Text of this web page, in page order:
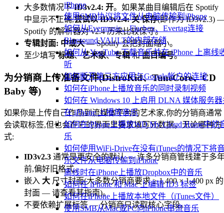
iPhone
使用SMB协议将文件从电脑传输到iPhone
如何从Evermusic、Flacbox、Evertag连接
Bluesound VAULT的内部存储
如何从 YouTube 下载音乐并在 iPhone 上离线
听
如何断开第三方应用与Google帐户的连接
如何在iPhone上播放音乐的同时录制视频
如何在 Windows 10 上启用 DLNA 媒体服务
在 iPhone 上播放音乐
如何在iPhone上播放WD My Cloud Home中的
乐
如何使用WiFi-Drive在没有iTunes的情况下将
乐文件从电脑传输到iPhone
离线时在iPhone上播放Dropbox中的音乐
如何在 iPhone 和 Mac 上编辑 ID3 标签
如何在iPhone上播放本地文件（iTunes文件）
使用SMB从Mac或PC向iPhone串流音乐
大多数情况下ID3v2.4: 开。如果某曲目编辑后在 Spotify
中显示不正确,尝试以 ID3v2.4: 关 保存(即作为 ID3v2.3)
Spotify 的解析器对 v2.4 历来比较保守。
专辑封面: 中或大— Spotify 会把封面缩小。
至少填写标题、艺术家、专辑和曲目编号。
为分销商上传准备文件(DistroKid、TuneCore、CD
Baby 等)
如果你是上传自己作品到流媒体平台的艺术家,你的分销商通常
会读取标签,但也会在它的界面里要求填写元数据。无论哪种方
式:
ID3v2.3 通常是更安全的默认 — 许多分销商管线建于多
前,偏好旧格式。
嵌入 大 尺寸封面(大多数分销商要求 ≥ 1,400 × 1,400 px 的
封面 — 请查看其指南)。
不要依赖扩展标签 — 分销商只读取核心字段。